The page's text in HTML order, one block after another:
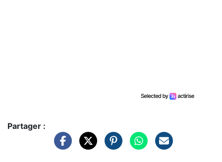
Partager :